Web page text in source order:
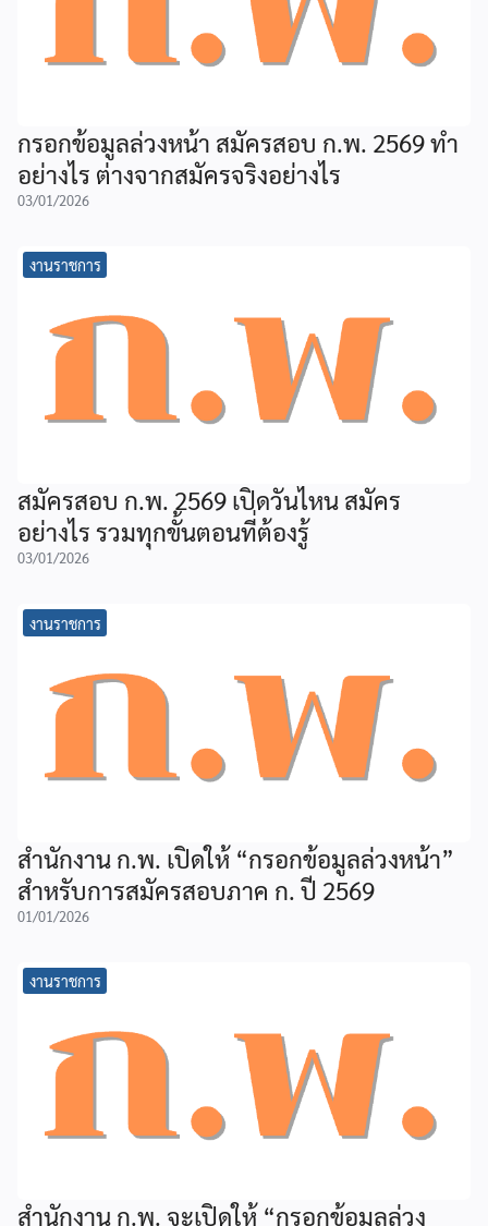
กรอกข้อมูลล่วงหน้า สมัครสอบ ก.พ. 2569 ทำ
อย่างไร ต่างจากสมัครจริงอย่างไร
03/01/2026
งานราชการ
สมัครสอบ ก.พ. 2569 เปิดวันไหน สมัคร
อย่างไร รวมทุกขั้นตอนที่ต้องรู้
03/01/2026
งานราชการ
สำนักงาน ก.พ. เปิดให้ “กรอกข้อมูลล่วงหน้า”
สำหรับการสมัครสอบภาค ก. ปี 2569
01/01/2026
งานราชการ
สำนักงาน ก.พ. จะเปิดให้ “กรอกข้อมูลล่วง